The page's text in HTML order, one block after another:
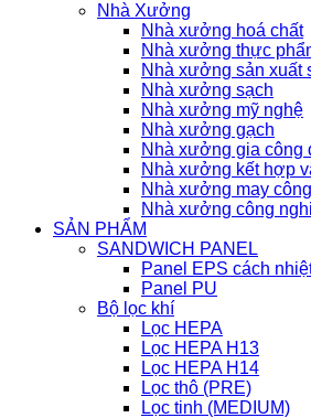
Nhà Xưởng
Nhà xưởng hoá chất
Nhà xưởng thực
Nhà xưởng sản xuất
Nhà xưởng sạch
Nhà xưởng mỹ nghệ
Nhà xưởng gạch
Nhà xưởng gia công
Nhà xưởng kết hợp
Nhà xưởng may
Nhà xưởng công
SẢN PHẨM
SANDWICH PANEL
Panel EPS cách
Panel PU
Bộ lọc khí
Lọc HEPA
Lọc HEPA H13
Lọc HEPA H14
Lọc thô (PRE)
Lọc tinh (MEDIUM)